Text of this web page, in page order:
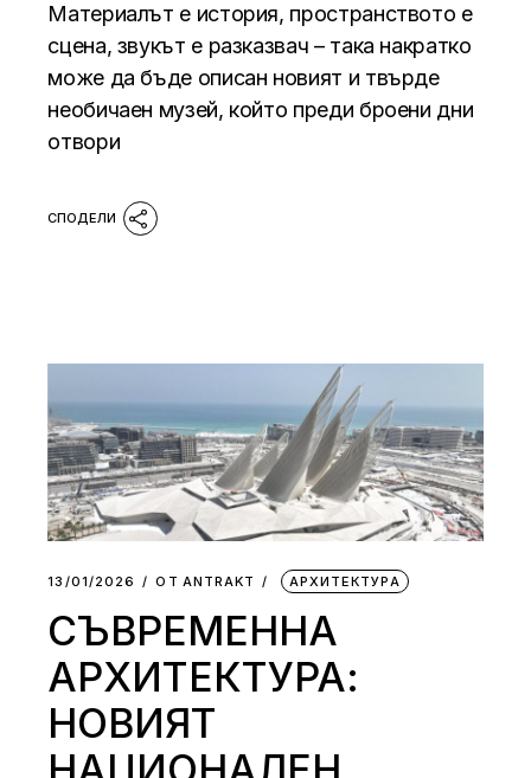
Материалът е история, пространството е
сцена, звукът е разказвач – така накратко
може да бъде описан новият и твърде
необичаен музей, който преди броени дни
отвори
13/01/2026 ОТ АNTRAKT АРХИТЕКТУРА
СЪВРЕМЕННА
АРХИТЕКТУРА:
НОВИЯТ